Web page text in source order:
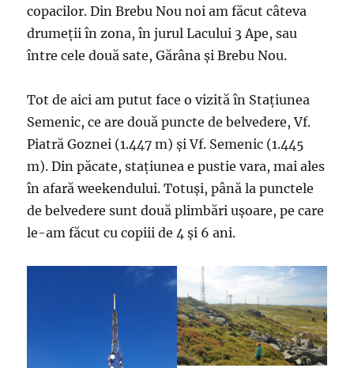
copacilor. Din Brebu Nou noi am făcut câteva
drumeții în zona, în jurul Lacului 3 Ape, sau
între cele două sate, Gărâna și Brebu Nou.
Tot de aici am putut face o vizită în Stațiunea
Semenic, ce are două puncte de belvedere, Vf.
Piatră Goznei (1.447 m) și Vf. Semenic (1.445
m). Din păcate, stațiunea e pustie vara, mai ales
în afară weekendului. Totuși, până la punctele
de belvedere sunt două plimbări ușoare, pe care
le-am făcut cu copiii de 4 și 6 ani.